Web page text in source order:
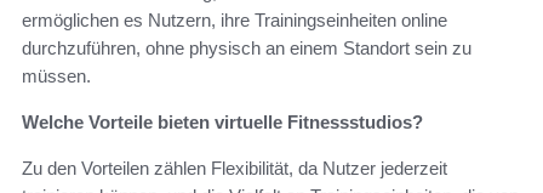
ermöglichen es Nutzern, ihre Trainingseinheiten online
durchzuführen, ohne physisch an einem Standort sein zu
müssen.
Welche Vorteile bieten virtuelle Fitnessstudios?
Zu den Vorteilen zählen Flexibilität, da Nutzer jederzeit